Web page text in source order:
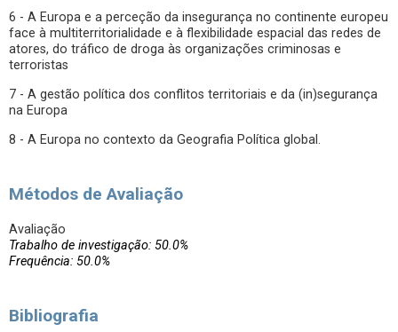
6 - A Europa e a perceção da insegurança no continente europeu
face à multiterritorialidade e à flexibilidade espacial das redes de
atores, do tráfico de droga às organizações criminosas e
terroristas
7 - A gestão política dos conflitos territoriais e da (in)segurança
na Europa
8 - A Europa no contexto da Geografia Política global.
Métodos de Avaliação
Avaliação
Trabalho de investigação: 50.0%
Frequência: 50.0%
Bibliografia